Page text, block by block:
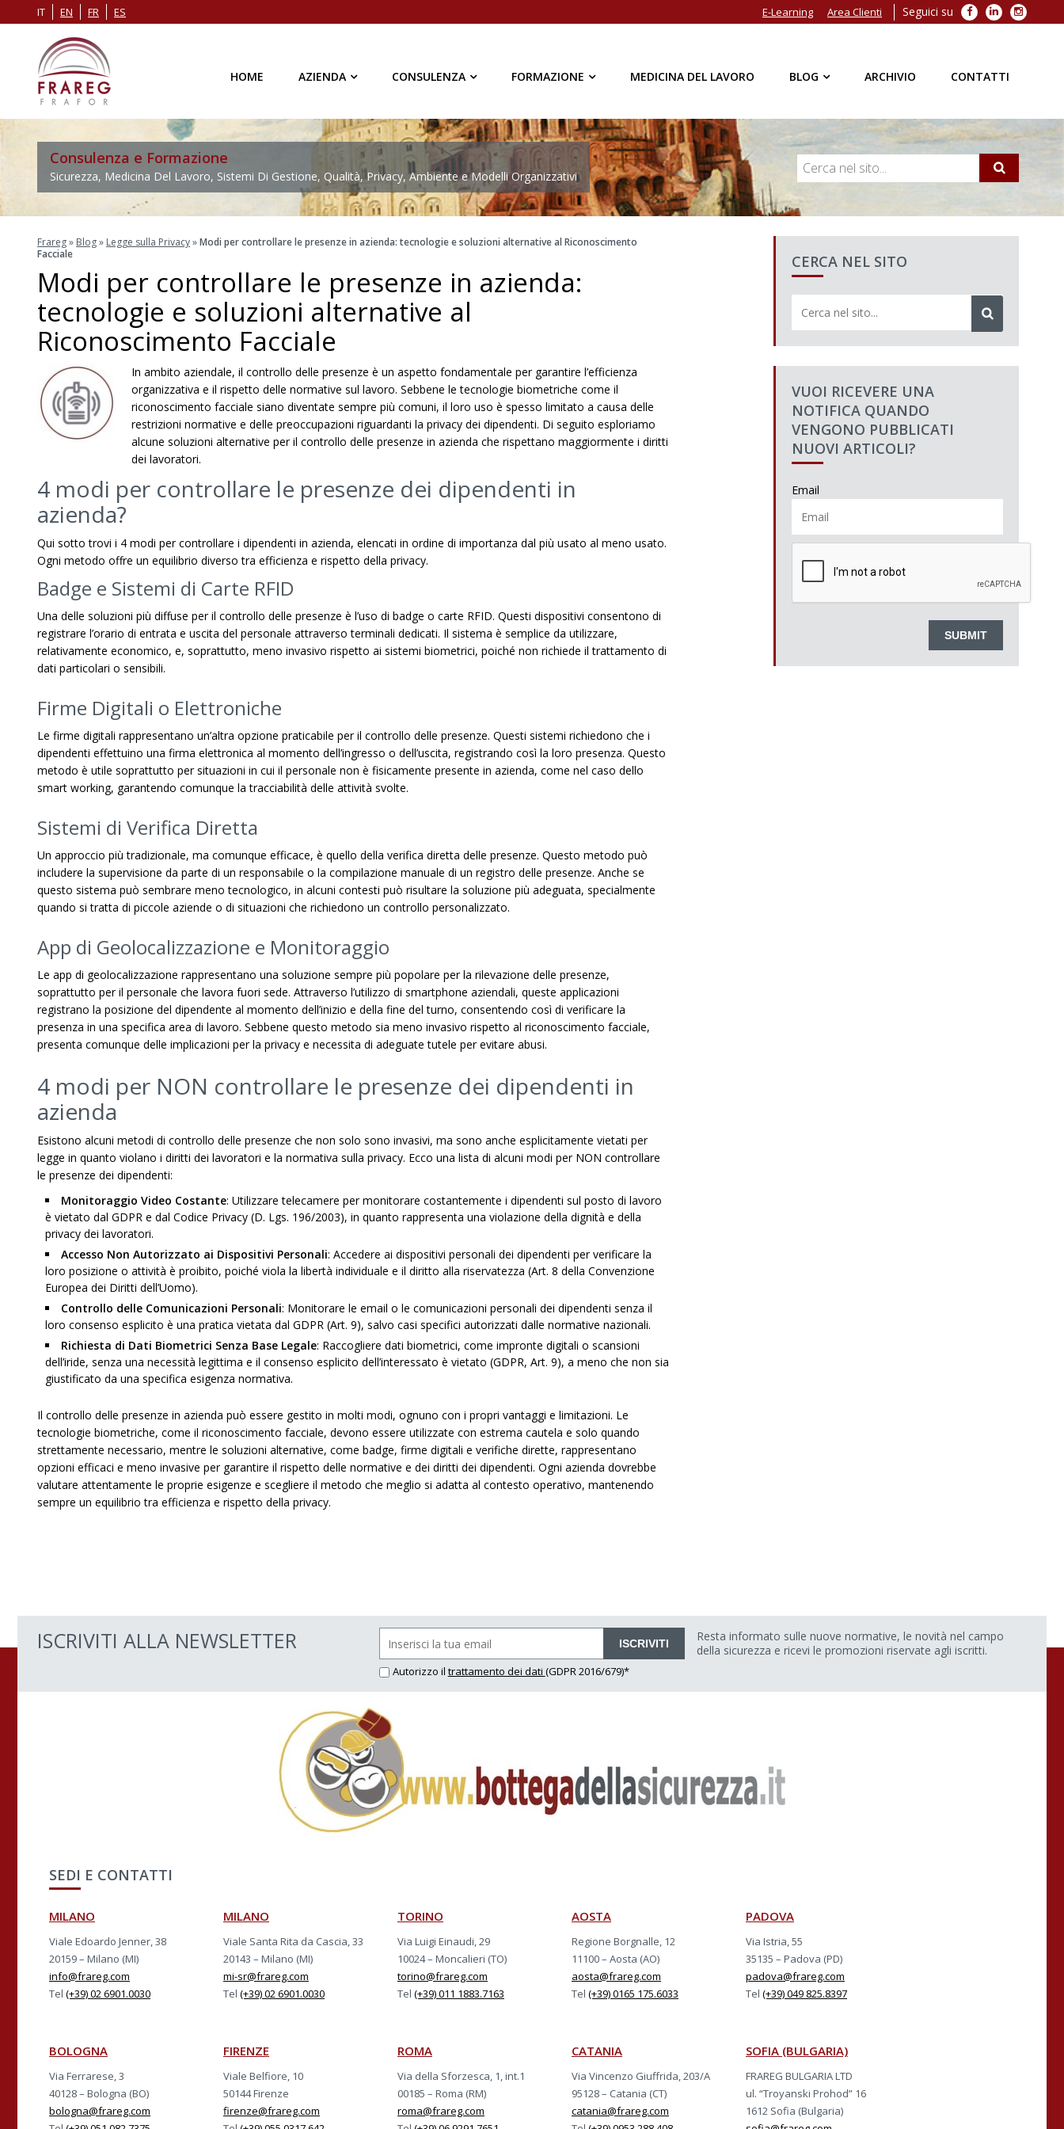
IT EN FR ES Seguici su Facebook
LinkedIn
E-Learning Area Clienti
HOME AZIENDA CONSULENZA FORMAZIONE MEDICINA DEL LAVORO BLOG ARCHIVIO CONTATTI
Consulenza e Formazione
Sicurezza, Medicina Del Lavoro, Sistemi Di Gestione, Qualità, Privacy, Ambiente e Modelli Organizzativi
Frareg» Blog» Legge sulla Privacy»Modi per controllare le presenze in azienda: tecnologie e soluzioni alternative al Riconoscimento
Facciale
Modi per controllare le presenze in azienda:
tecnologie e soluzioni alternative al
Riconoscimento Facciale
In ambito aziendale, il controllo delle presenze è un aspetto fondamentale per garantire l’efficienza
organizzativa e il rispetto delle normative sul lavoro. Sebbene le tecnologie biometriche come il
riconoscimento facciale siano diventate sempre più comuni, il loro uso è spesso limitato a causa delle
restrizioni normative e delle preoccupazioni riguardanti la privacy dei dipendenti. Di seguito esploriamo
alcune soluzioni alternative per il controllo delle presenze in azienda che rispettano maggiormente i diritti
dei lavoratori.
4 modi per controllare le presenze dei dipendenti in
azienda?
Qui sotto trovi i 4 modi per controllare i dipendenti in azienda, elencati in ordine di importanza dal più usato al meno usato.
Ogni metodo offre un equilibrio diverso tra efficienza e rispetto della privacy.
Badge e Sistemi di Carte RFID
Una delle soluzioni più diffuse per il controllo delle presenze è l’uso di badge o carte RFID. Questi dispositivi consentono di
registrare l’orario di entrata e uscita del personale attraverso terminali dedicati. Il sistema è semplice da utilizzare,
relativamente economico, e, soprattutto, meno invasivo rispetto ai sistemi biometrici, poiché non richiede il trattamento di
dati particolari o sensibili.
Firme Digitali o Elettroniche
Le firme digitali rappresentano un’altra opzione praticabile per il controllo delle presenze. Questi sistemi richiedono che i
dipendenti effettuino una firma elettronica al momento dell’ingresso o dell’uscita, registrando così la loro presenza. Questo
metodo è utile soprattutto per situazioni in cui il personale non è fisicamente presente in azienda, come nel caso dello
smart working, garantendo comunque la tracciabilità delle attività svolte.
Sistemi di Verifica Diretta
Un approccio più tradizionale, ma comunque efficace, è quello della verifica diretta delle presenze. Questo metodo può
includere la supervisione da parte di un responsabile o la compilazione manuale di un registro delle presenze. Anche se
questo sistema può sembrare meno tecnologico, in alcuni contesti può risultare la soluzione più adeguata, specialmente
quando si tratta di piccole aziende o di situazioni che richiedono un controllo personalizzato.
App di Geolocalizzazione e Monitoraggio
Le app di geolocalizzazione rappresentano una soluzione sempre più popolare per la rilevazione delle presenze,
soprattutto per il personale che lavora fuori sede. Attraverso l’utilizzo di smartphone aziendali, queste applicazioni
registrano la posizione del dipendente al momento dell’inizio e della fine del turno, consentendo così di verificare la
presenza in una specifica area di lavoro. Sebbene questo metodo sia meno invasivo rispetto al riconoscimento facciale,
presenta comunque delle implicazioni per la privacy e necessita di adeguate tutele per evitare abusi.
4 modi per NON controllare le presenze dei dipendenti in
azienda
Esistono alcuni metodi di controllo delle presenze che non solo sono invasivi, ma sono anche esplicitamente vietati per
legge in quanto violano i diritti dei lavoratori e la normativa sulla privacy. Ecco una lista di alcuni modi per NON controllare
le presenze dei dipendenti:
Monitoraggio Video Costante: Utilizzare telecamere per monitorare costantemente i dipendenti sul posto di lavoro
è vietato dal GDPR e dal Codice Privacy (D. Lgs. 196/2003), in quanto rappresenta una violazione della dignità e della
privacy dei lavoratori.
Accesso Non Autorizzato ai Dispositivi Personali: Accedere ai dispositivi personali dei dipendenti per verificare la
loro posizione o attività è proibito, poiché viola la libertà individuale e il diritto alla riservatezza (Art. 8 della Convenzione
Europea dei Diritti dell’Uomo).
Controllo delle Comunicazioni Personali: Monitorare le email o le comunicazioni personali dei dipendenti senza il
loro consenso esplicito è una pratica vietata dal GDPR (Art. 9), salvo casi specifici autorizzati dalle normative nazionali.
Richiesta di Dati Biometrici Senza Base Legale: Raccogliere dati biometrici, come impronte digitali o scansioni
dell’iride, senza una necessità legittima e il consenso esplicito dell’interessato è vietato (GDPR, Art. 9), a meno che non sia
giustificato da una specifica esigenza normativa.
Il controllo delle presenze in azienda può essere gestito in molti modi, ognuno con i propri vantaggi e limitazioni. Le
tecnologie biometriche, come il riconoscimento facciale, devono essere utilizzate con estrema cautela e solo quando
strettamente necessario, mentre le soluzioni alternative, come badge, firme digitali e verifiche dirette, rappresentano
opzioni efficaci e meno invasive per garantire il rispetto delle normative e dei diritti dei dipendenti. Ogni azienda dovrebbe
valutare attentamente le proprie esigenze e scegliere il metodo che meglio si adatta al contesto operativo, mantenendo
sempre un equilibrio tra efficienza e rispetto della privacy.
CERCA NEL SITO
VUOI RICEVERE UNA
NOTIFICA QUANDO
VENGONO PUBBLICATI
NUOVI ARTICOLI?
Email
ISCRIVITI ALLA NEWSLETTER ISCRIVITI
Autorizzo il trattamento dei dati (GDPR 2016/679)*
Resta informato sulle nuove normative, le novità nel campo
della sicurezza e ricevi le promozioni riservate agli iscritti.
SEDI E CONTATTI
MILANO
Viale Edoardo Jenner, 38
20159 – Milano (MI)
info@frareg.com
Tel (+39) 02 6901.0030
MILANO
Viale Santa Rita da Cascia, 33
20143 – Milano (MI)
mi-sr@frareg.com
Tel (+39) 02 6901.0030
TORINO
Via Luigi Einaudi, 29
10024 – Moncalieri (TO)
torino@frareg.com
Tel (+39) 011 1883.7163
AOSTA
Regione Borgnalle, 12
11100 – Aosta (AO)
aosta@frareg.com
Tel (+39) 0165 175.6033
PADOVA
Via Istria, 55
35135 – Padova (PD)
padova@frareg.com
Tel (+39) 049 825.8397
BOLOGNA
Via Ferrarese, 3
40128 – Bologna (BO)
bologna@frareg.com
FIRENZE
Viale Belfiore, 10
50144 Firenze
firenze@frareg.com
ROMA
Via della Sforzesca, 1, int.1
00185 – Roma (RM)
roma@frareg.com
CATANIA
Via Vincenzo Giuffrida, 203/A
95128 – Catania (CT)
catania@frareg.com
SOFIA (BULGARIA)
FRAREG BULGARIA LTD
ul. “Troyanski Prohod” 16
1612 Sofia (Bulgaria)